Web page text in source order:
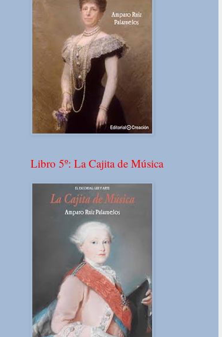
Libro 5º: La Cajita de Música